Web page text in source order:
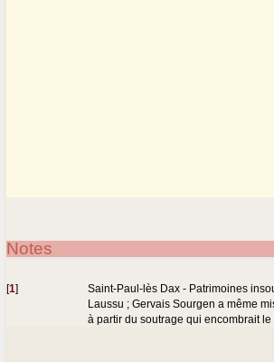
Notes
[1]
Saint-Paul-lès Dax - Patrimoines
Laussu ; Gervais Sourgen a même
à partir du soutrage qui encombrait le